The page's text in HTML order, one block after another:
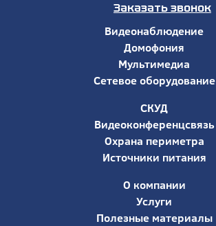
Заказать звонок
Видеонаблюдение
Домофония
Мультимедиа
Сетевое оборудование
СКУД
Видеоконференцсвязь
Охрана периметра
Источники питания
О компании
Услуги
Полезные материалы